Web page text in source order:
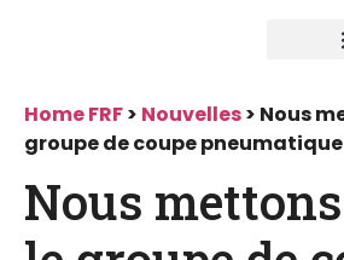
Home FRF> Nouvelles> Nous
groupe de coupe pneumatique
Nous